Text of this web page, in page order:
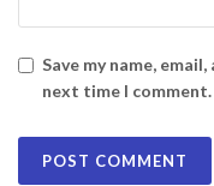
Save my name,
next time I comment.